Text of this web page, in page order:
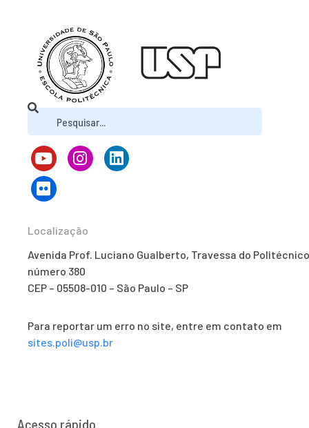
Localização
Avenida Prof. Luciano Gualberto, Travessa do
número 380
CEP – 05508-010 – São Paulo – SP
Para reportar um erro no site, entre em contato em
sites.poli@usp.br
Acesso rápido